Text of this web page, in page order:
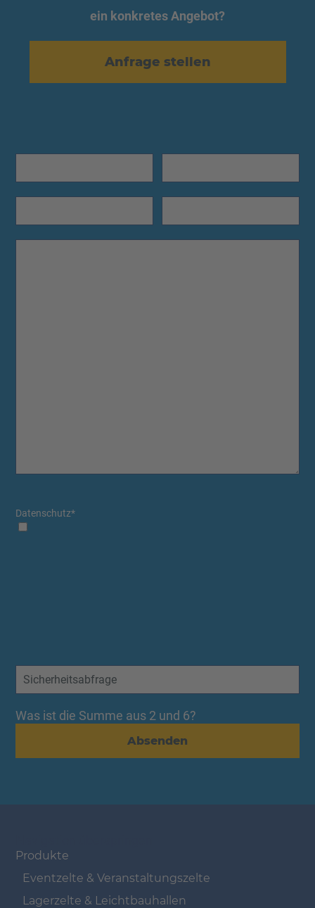
ein konkretes Angebot?
Anfrage stellen
Datenschutz*
Was ist die Summe aus 2 und 6?
Absenden
Produkte
Eventzelte & Veranstaltungszelte
Lagerzelte & Leichtbauhallen